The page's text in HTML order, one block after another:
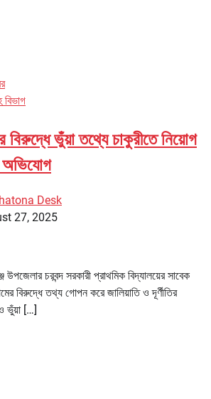
বিভাগ
বিরুদ্ধে ভুঁয়া তথ্যে চাকুরীতে নিয়োগ
Desk
27, 2025
উপজেলার চরবন্দ সরকারী প্রাথমিক বিদ্যালয়ের সাবেক
বিরুদ্ধে তথ্য গোপন করে জালিয়াতি ও দূর্ণীতির
ভুঁয়া […]